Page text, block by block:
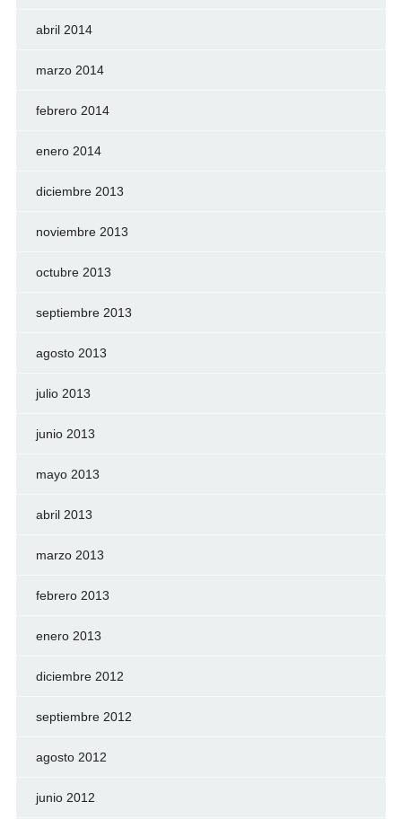
abril 2014
marzo 2014
febrero 2014
enero 2014
diciembre 2013
noviembre 2013
octubre 2013
septiembre 2013
agosto 2013
julio 2013
junio 2013
mayo 2013
abril 2013
marzo 2013
febrero 2013
enero 2013
diciembre 2012
septiembre 2012
agosto 2012
junio 2012